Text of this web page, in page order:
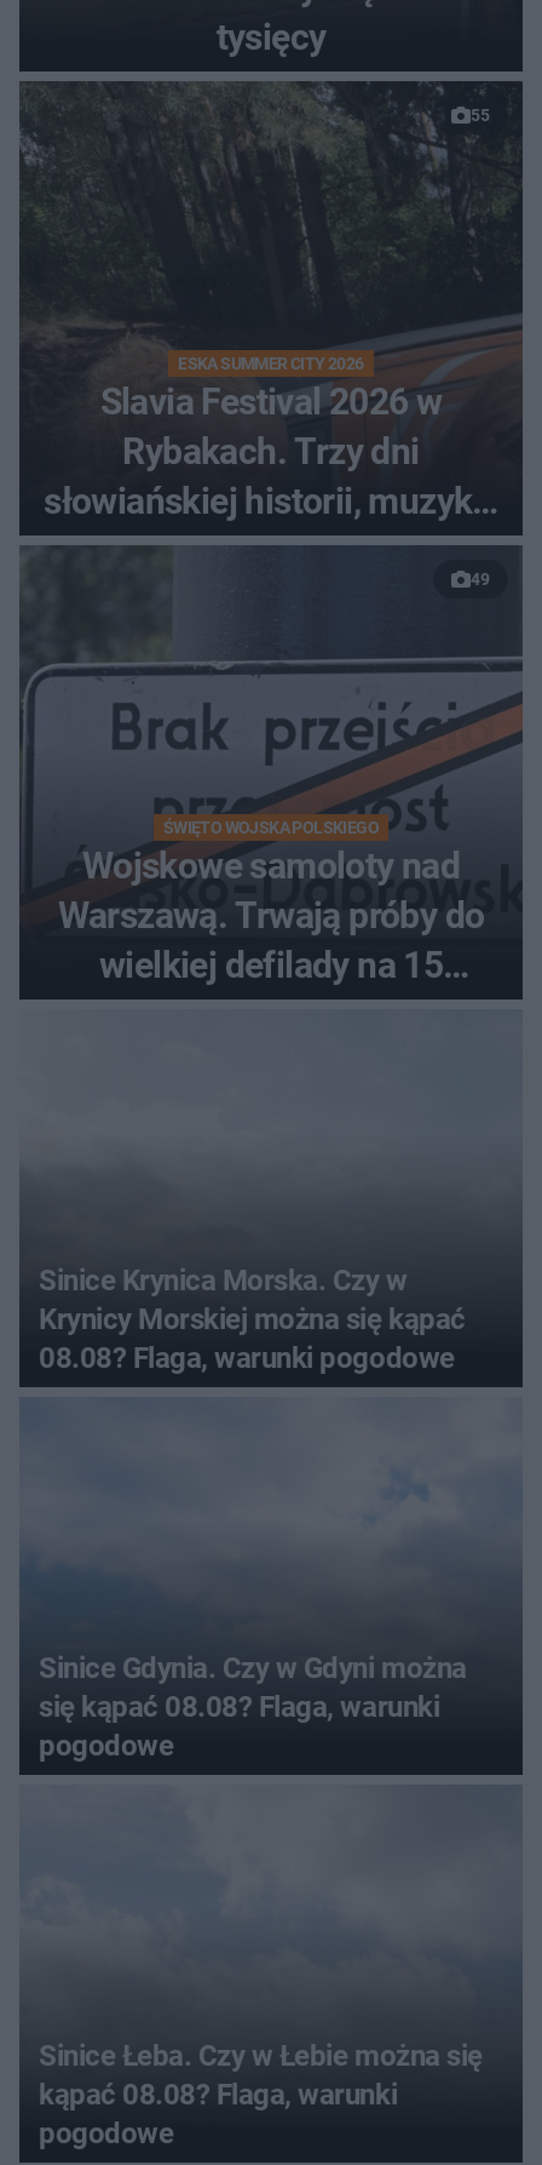
tysięcy
55
ESKA SUMMER CITY 2026
Slavia Festival 2026 w
Rybakach. Trzy dni
słowiańskiej historii, muzyki i
relaksu nad Jeziorem
49
ŚWIĘTO WOJSKA POLSKIEGO
Wojskowe samoloty nad
Warszawą. Trwają próby do
wielkiej defilady na 15
sierpnia
Sinice Krynica Morska. Czy w
Krynicy Morskiej można się kąpać
08.08? Flaga, warunki pogodowe
Sinice Gdynia. Czy w Gdyni można
się kąpać 08.08? Flaga, warunki
pogodowe
Sinice Łeba. Czy w Łebie można się
kąpać 08.08? Flaga, warunki
pogodowe